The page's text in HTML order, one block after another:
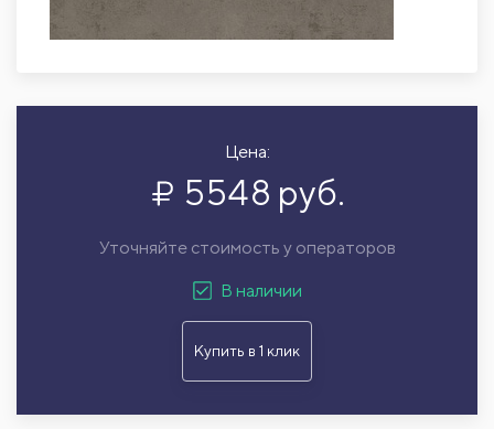
Цена:
5548 руб.
Уточняйте стоимость у операторов
В наличии
Купить в 1 клик